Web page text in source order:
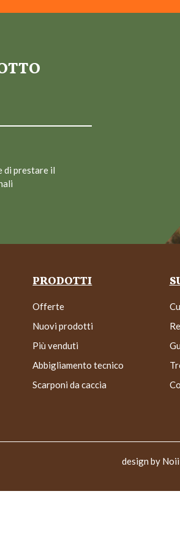
di prestare il
PRODOTTI
Offerte
Nuovi prodotti
Più venduti
Abbigliamento tecnico
Scarponi da caccia
design by